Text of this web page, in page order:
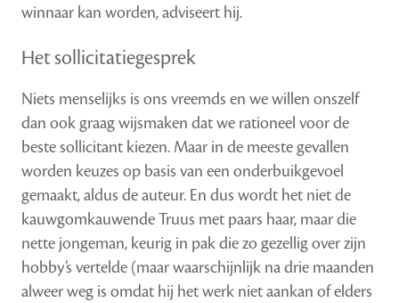
winnaar kan worden, adviseert hij.
Het sollicitatiegesprek
Niets menselijks is ons vreemds en we willen onszelf
dan ook graag wijsmaken dat we rationeel voor de
beste sollicitant kiezen. Maar in de meeste gevallen
worden keuzes op basis van een onderbuikgevoel
gemaakt, aldus de auteur. En dus wordt het niet de
kauwgomkauwende Truus met paars haar, maar die
nette jongeman, keurig in pak die zo gezellig over zijn
hobby’s vertelde (maar waarschijnlijk na drie maanden
alweer weg is omdat hij het werk niet aankan of elders